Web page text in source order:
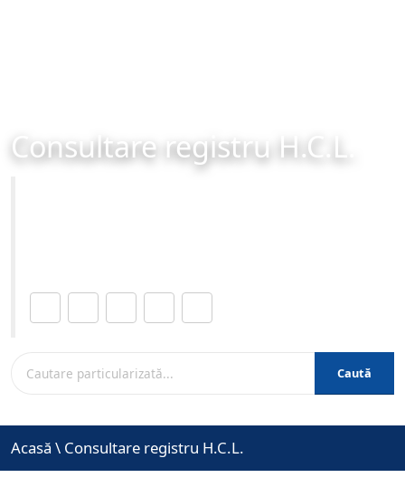
Consultare registru H.C.L.
Caută
Acasă \ Consultare registru H.C.L.